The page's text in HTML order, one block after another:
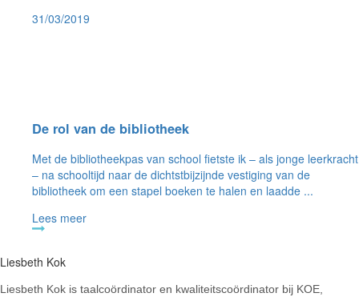
31/03/2019
De rol van de bibliotheek
Met de bibliotheekpas van school fietste ik – als jonge leerkracht
– na schooltijd naar de dichtstbijzijnde vestiging van de
bibliotheek om een stapel boeken te halen en laadde ...
Lees meer
Liesbeth Kok
Liesbeth Kok is taalcoördinator en kwaliteitscoördinator bij KOE,